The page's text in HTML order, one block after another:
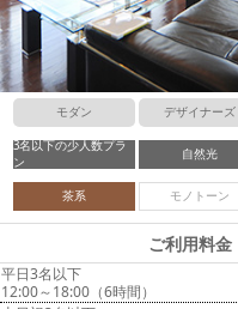
モダン デザイナーズ
3名以下の少人数プラ
ン
自然光
茶系 モノトーン
ご利用料金
平日3名以下
12:00～18:00（6時間）